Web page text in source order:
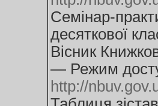
Семінар-
десяткової
Вісник
— Режим
http://